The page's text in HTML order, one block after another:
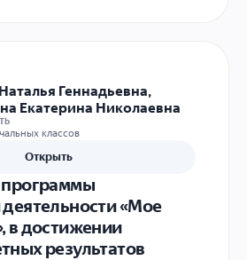
Геннадьевна,
Екатерина Николаевна
классов
Открыть
программы
«Мое
в достижении
результатов